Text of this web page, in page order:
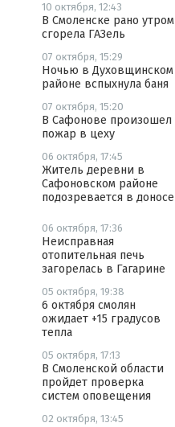
10 октября, 12:43
В Смоленске рано утром
сгорела ГАЗель
07 октября, 15:29
Ночью в Духовщинском
районе вспыхнула баня
07 октября, 15:20
В Сафонове произошел
пожар в цеху
06 октября, 17:45
Житель деревни в
Сафоновском районе
подозревается в доносе
06 октября, 17:36
Неисправная
отопительная печь
загорелась в Гагарине
05 октября, 19:38
6 октября смолян
ожидает +15 градусов
тепла
05 октября, 17:13
В Смоленской области
пройдет проверка
систем оповещения
02 октября, 13:45